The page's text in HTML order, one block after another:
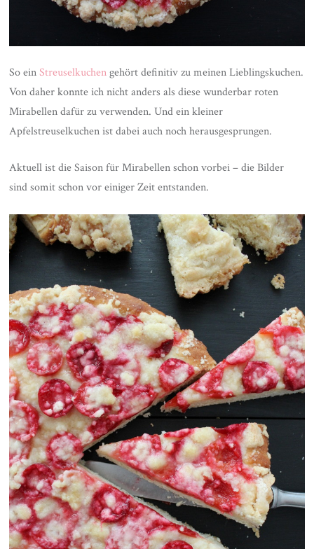
So einStreuselkuchengehört definitiv zu meinen Lieblingskuchen.
Von daher konnte ich nicht anders als diese wunderbar roten
Mirabellen dafür zu verwenden. Und ein kleiner
Apfelstreuselkuchen ist dabei auch noch herausgesprungen.
Aktuell ist die Saison für Mirabellen schon vorbei – die Bilder
sind somit schon vor einiger Zeit entstanden.